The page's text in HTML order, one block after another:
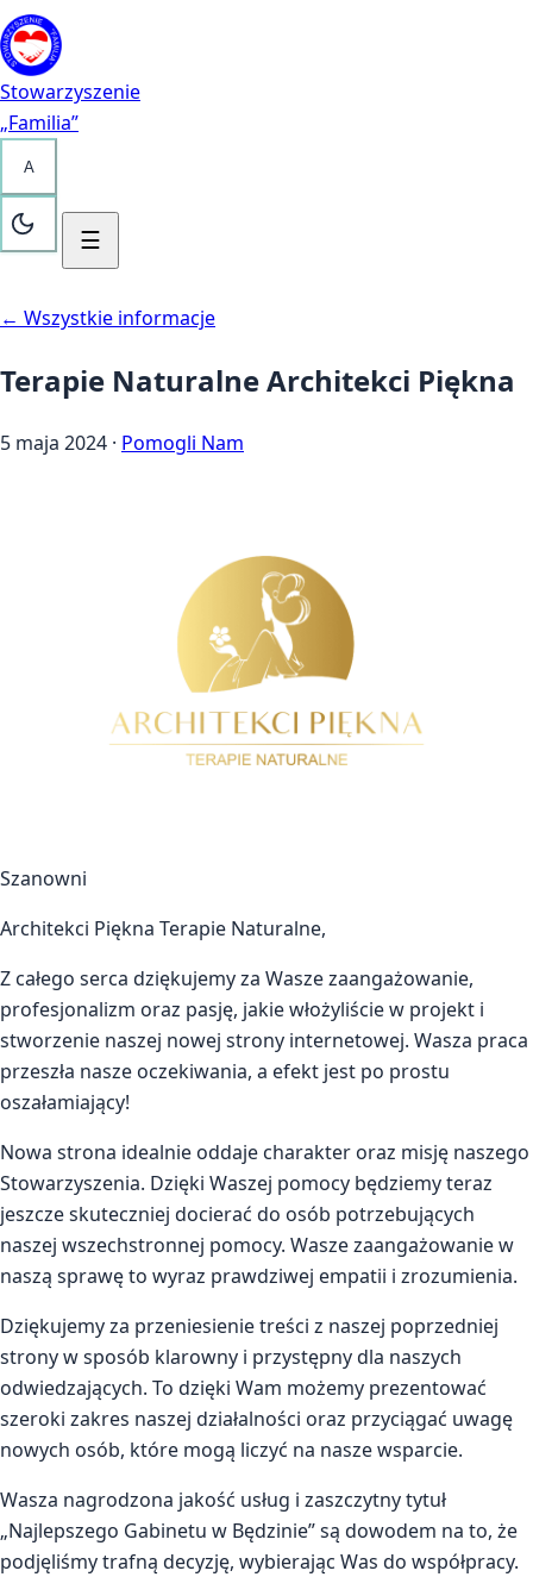
Przejdź do treści
Kontakt
Stowarzyszenie
„Familia”
A
☰
← Wszystkie informacje
Terapie Naturalne Architekci Piękna
5 maja 2024 · Pomogli Nam
Szanowni
Architekci Piękna Terapie Naturalne,
Z całego serca dziękujemy za Wasze zaangażowanie,
profesjonalizm oraz pasję, jakie włożyliście w projekt i
stworzenie naszej nowej strony internetowej. Wasza praca
przeszła nasze oczekiwania, a efekt jest po prostu
oszałamiający!
Nowa strona idealnie oddaje charakter oraz misję naszego
Stowarzyszenia. Dzięki Waszej pomocy będziemy teraz
jeszcze skuteczniej docierać do osób potrzebujących
naszej wszechstronnej pomocy. Wasze zaangażowanie w
naszą sprawę to wyraz prawdziwej empatii i zrozumienia.
Dziękujemy za przeniesienie treści z naszej poprzedniej
strony w sposób klarowny i przystępny dla naszych
odwiedzających. To dzięki Wam możemy prezentować
szeroki zakres naszej działalności oraz przyciągać uwagę
nowych osób, które mogą liczyć na nasze wsparcie.
Wasza nagrodzona jakość usług i zaszczytny tytuł
„Najlepszego Gabinetu w Będzinie” są dowodem na to, że
podjęliśmy trafną decyzję, wybierając Was do współpracy.